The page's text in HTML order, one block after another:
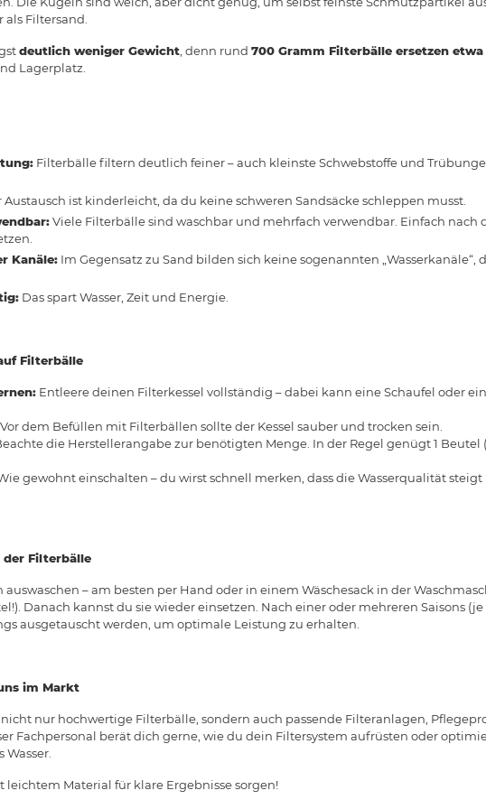
Filtersand.
deutlich weniger Gewicht, denn rund 700 Gramm Filterbälle ersetzen etwa
Lagerplatz.
Filterbälle filtern deutlich feiner – auch kleinste Schwebstoffe und
ist kinderleicht, da du keine schweren Sandsäcke schleppen musst.
Viele Filterbälle sind waschbar und mehrfach verwendbar. Einfach nach
Kanäle:Im Gegensatz zu Sand bilden sich keine sogenannten „Wasserkanäle“,
Das spart Wasser, Zeit und Energie.
Filterbälle
Entleere deinen Filterkessel vollständig – dabei kann eine Schaufel oder
dem Befüllen mit Filterbällen sollte der Kessel sauber und trocken sein.
die Herstellerangabe zur benötigten Menge. In der Regel genügt 1 Beutel
gewohnt einschalten – du wirst schnell merken, dass die Wasserqualität
der Filterbälle
– am besten per Hand oder in einem Wäschesack in der
Danach kannst du sie wieder einsetzen. Nach einer oder mehreren Saisons
ausgetauscht werden, um optimale Leistung zu erhalten.
im Markt
nur hochwertige Filterbälle, sondern auch passende Filteranlagen,
Fachpersonal berät dich gerne, wie du dein Filtersystem aufrüsten oder
Material für klare Ergebnisse sorgen!